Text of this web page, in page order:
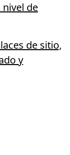
de
de sitio,
y